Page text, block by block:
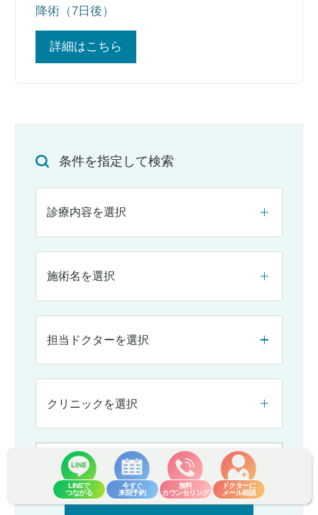
LINEで
つながる
今すぐ
来院予約
無料
カウンセリング
ドクターに
メール相談
降術（7日後）
詳細はこちら
条件を指定して検索
診療内容を選択
施術名を選択
担当ドクターを選択
クリニックを選択